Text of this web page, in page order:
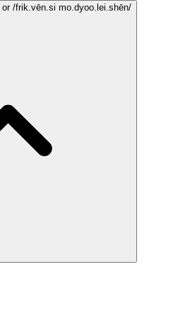
or /frik.vēn.si mo.dyoo.lei.shēn/